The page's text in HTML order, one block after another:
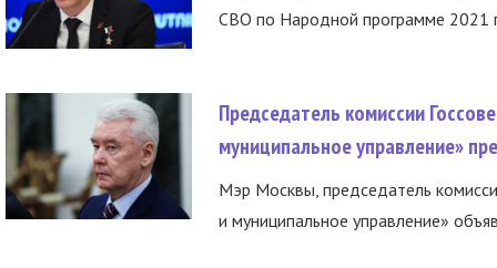
СВО по Народной программе 2021
Председатель комиссии
муниципальное управление»
Мэр Москвы, председатель
и муниципальное управление»